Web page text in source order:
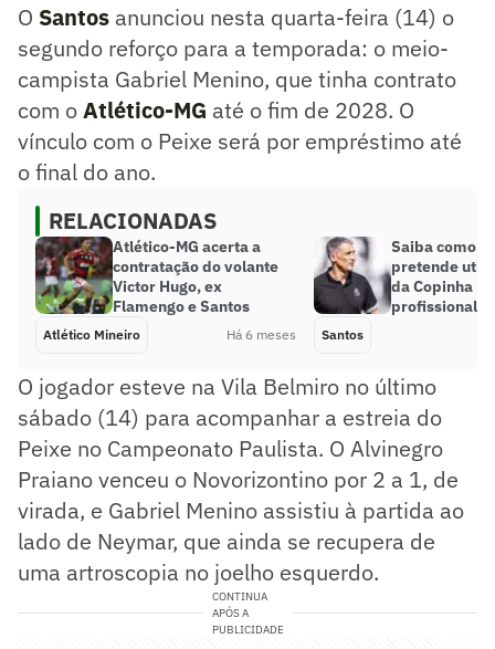
O Santos anunciou nesta quarta-feira (14) o
segundo reforço para a temporada: o meio-
campista Gabriel Menino, que tinha contrato
com oAtlético-MG até o fim de 2028. O
vínculo com o Peixe será por empréstimo até
o final do ano.
RELACIONADAS
Atlético-MG acerta a
contratação do volante
Victor Hugo, ex
Flamengo e Santos
Atlético Mineiro Há 6 meses
Saiba como
pretende
da Copinha
profissional
Santos
O jogador esteve na Vila Belmiro no último
sábado (14) para acompanhar a estreia do
Peixe no Campeonato Paulista. O Alvinegro
Praiano venceu o Novorizontino por 2 a 1, de
virada, e Gabriel Menino assistiu à partida ao
lado de Neymar, que ainda se recupera de
uma artroscopia no joelho esquerdo.
CONTINUA
APÓS A
PUBLICIDADE